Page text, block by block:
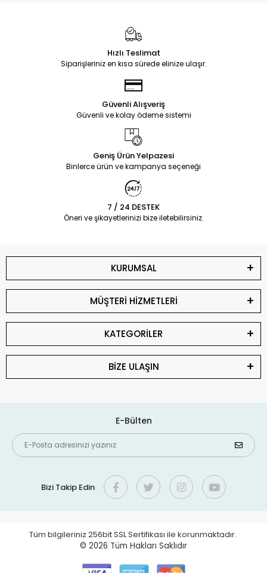
Hızlı Teslimat
Siparişleriniz en kısa sürede elinize ulaşır.
Güvenli Alışveriş
Güvenli ve kolay ödeme sistemi
Geniş Ürün Yelpazesi
Binlerce ürün ve kampanya seçeneği
7 / 24 DESTEK
Öneri ve şikayetlerinizi bize iletebilirsiniz.
KURUMSAL
MÜŞTERİ HİZMETLERİ
KATEGORİLER
BİZE ULAŞIN
E-Bülten
Bizi Takip Edin
Tüm bilgileriniz 256bit SSL Sertifikası ile korunmaktadır.
© 2026 Tüm Hakları Saklıdır